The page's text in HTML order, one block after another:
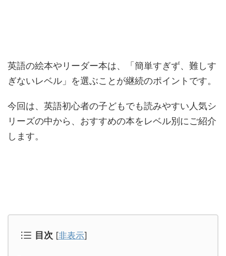
英語の絵本やリーダー本は、「簡単すぎず、難しす
ぎないレベル」を選ぶことが継続のポイントです。
今回は、英語初心者の子どもでも読みやすい人気シ
リーズの中から、おすすめの本をレベル別にご紹介
します。
目次 [非表示]